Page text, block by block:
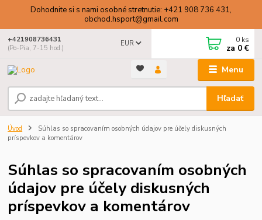
Dohodnite si s nami osobné stretnutie: +421 908 736 431,
obchod.hsport@gmail.com
Menu
EUR
Hľadať
+421908736431
(Po-Pia, 7-15 hod.)
0 ks
za 0 €
Úvod
Súhlas so spracovaním osobných údajov pre účely diskusných
príspevkov a komentárov
Súhlas so spracovaním osobných
údajov pre účely diskusných
príspevkov a komentárov